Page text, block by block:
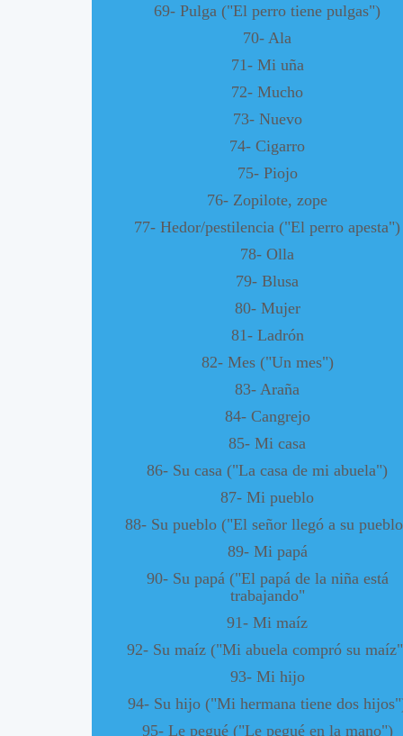
69- Pulga ("El perro tiene pulgas")
70- Ala
71- Mi uña
72- Mucho
73- Nuevo
74- Cigarro
75- Piojo
76- Zopilote, zope
77- Hedor/pestilencia ("El perro apesta")
78- Olla
79- Blusa
80- Mujer
81- Ladrón
82- Mes ("Un mes")
83- Araña
84- Cangrejo
85- Mi casa
86- Su casa ("La casa de mi abuela")
87- Mi pueblo
88- Su pueblo ("El señor llegó a su
89- Mi papá
90- Su papá ("El papá de la niña está
trabajando"
91- Mi maíz
92- Su maíz ("Mi abuela compró su
93- Mi hijo
94- Su hijo ("Mi hermana tiene dos
95- Le pegué ("Le pegué en la mano")